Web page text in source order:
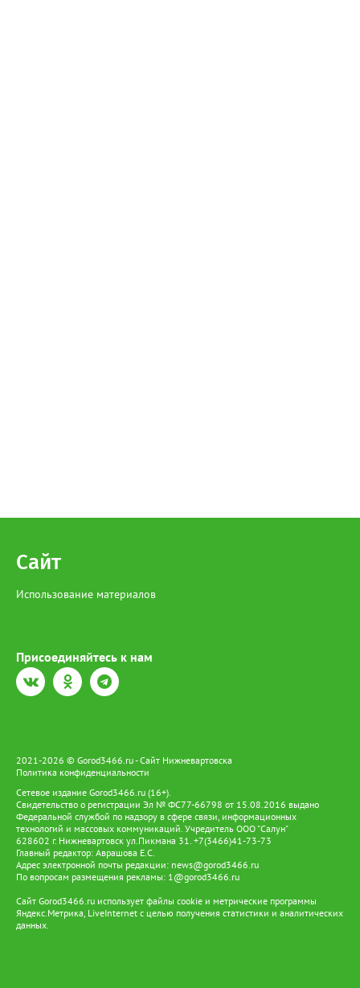
Сайт
Использование материалов
Присоединяйтесь к нам
2021-2026 © Gorod3466.ru - Сайт Нижневартовска
Политика конфиденциальности
Сетевое издание Gorod3466.ru (16+).
Свидетельство о регистрации Эл № ФС77-66798 от 15.08.2016 выдано
Федеральной службой по надзору в сфере связи, информационных
технологий и массовых коммуникаций. Учредитель ООО "Салун"
628602 г. Нижневартовск ул.Пикмана 31. +7(3466)41-73-73
Главный редактор: Аврашова Е.С.
Адрес электронной почты редакции: news@gorod3466.ru
По вопросам размещения рекламы: 1@gorod3466.ru
Сайт Gorod3466.ru использует файлы cookie и метрические программы
Яндекс.Метрика, LiveInternet с целью получения статистики и аналитических
данных.